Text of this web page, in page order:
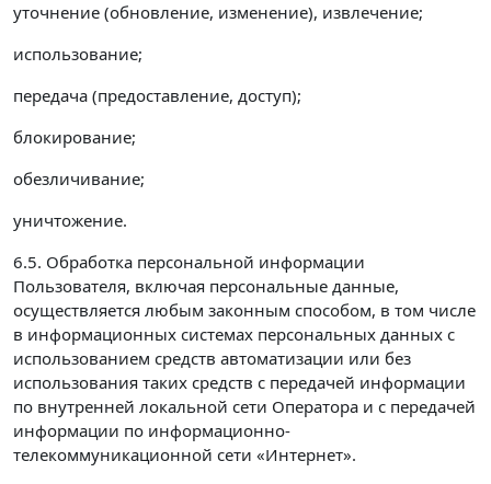
уточнение (обновление, изменение), извлечение;
использование;
передача (предоставление, доступ);
блокирование;
обезличивание;
уничтожение.
6.5. Обработка персональной информации
Пользователя, включая персональные данные,
осуществляется любым законным способом, в том числе
в информационных системах персональных данных с
использованием средств автоматизации или без
использования таких средств с передачей информации
по внутренней локальной сети Оператора и с передачей
информации по информационно-
телекоммуникационной сети «Интернет».